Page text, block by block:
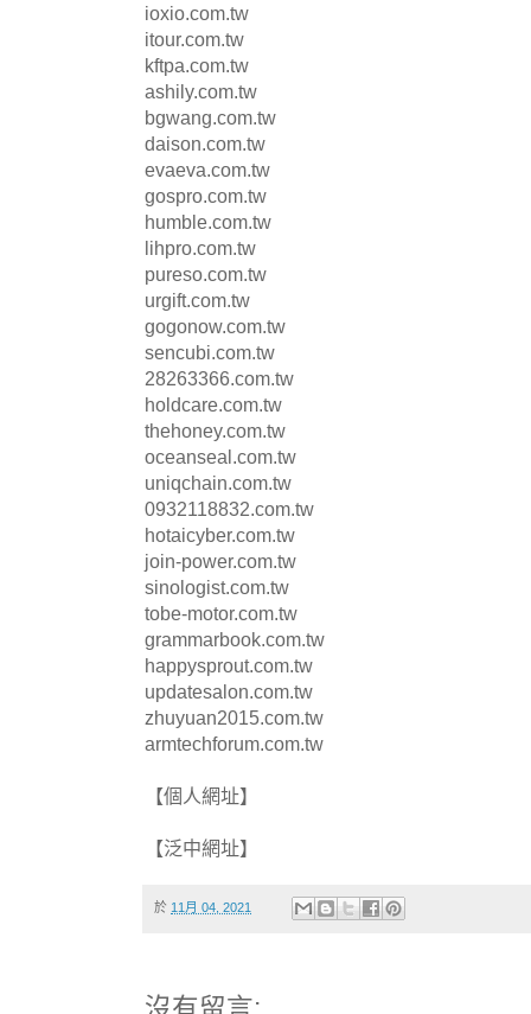
ioxio.com.tw
itour.com.tw
kftpa.com.tw
ashily.com.tw
bgwang.com.tw
daison.com.tw
evaeva.com.tw
gospro.com.tw
humble.com.tw
lihpro.com.tw
pureso.com.tw
urgift.com.tw
gogonow.com.tw
sencubi.com.tw
28263366.com.tw
holdcare.com.tw
thehoney.com.tw
oceanseal.com.tw
uniqchain.com.tw
0932118832.com.tw
hotaicyber.com.tw
join-power.com.tw
sinologist.com.tw
tobe-motor.com.tw
grammarbook.com.tw
happysprout.com.tw
updatesalon.com.tw
zhuyuan2015.com.tw
armtechforum.com.tw
【個人網址】
【泛中網址】
於 11月 04, 2021